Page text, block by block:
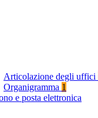
Articolazione degli uffici
Organigramma 1
e posta elettronica